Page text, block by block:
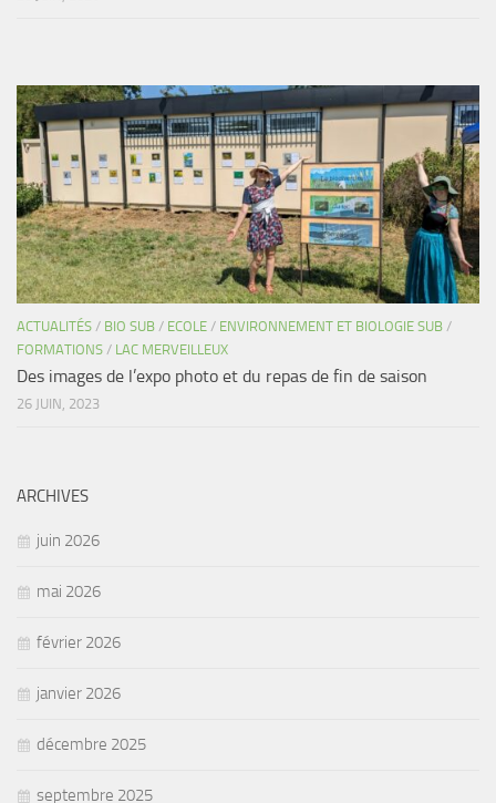
ACTUALITÉS / BIO SUB / ECOLE / ENVIRONNEMENT ET BIOLOGIE SUB /
FORMATIONS / LAC MERVEILLEUX
Des images de l’expo photo et du repas de fin de saison
26 JUIN, 2023
ARCHIVES
juin 2026
mai 2026
février 2026
janvier 2026
décembre 2025
septembre 2025